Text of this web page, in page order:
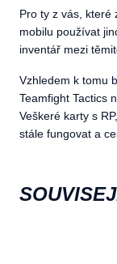
Pro ty z vás, které
mobilu používat
inventář mezi
Vzhledem k tomu
Teamfight Tactics
Veškeré karty s
stále fungovat a